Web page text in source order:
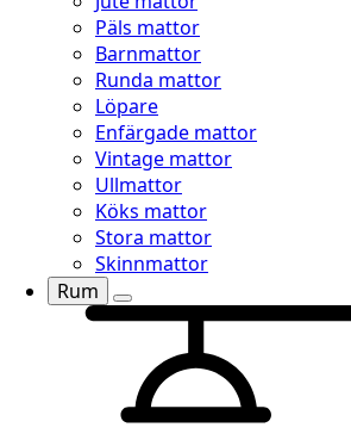
Päls mattor
Barnmattor
Runda mattor
Löpare
Enfärgade mattor
Vintage mattor
Ullmattor
Köks mattor
Stora mattor
Skinnmattor
Rum